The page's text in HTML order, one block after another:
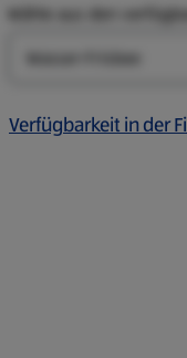
Wähle aus den
Verfügbarkeit in der